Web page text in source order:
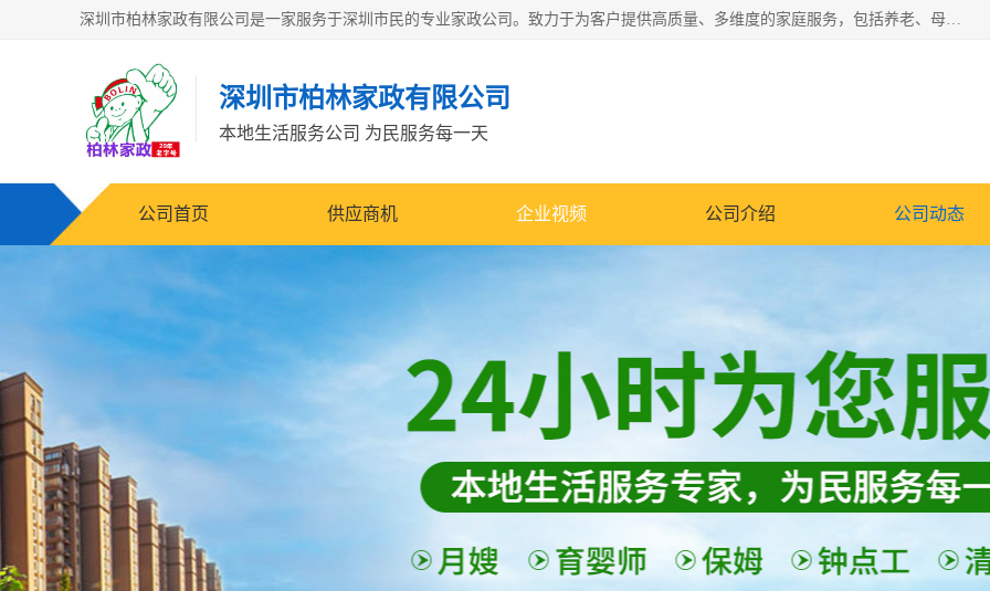
深圳市柏林家政有限公司是一家服务于深圳市民的专业家政公司。致力于为客户提供高质量、多维度的家庭服务，包括养老、母婴、月嫂育婴早教、康复理疗、家电清洗和保洁等方面的专业服务。
深圳市柏林家政有限公司
本地生活服务公司 为民服务每一天
公司首页 供应商机 企业视频 公司介绍 公司动态